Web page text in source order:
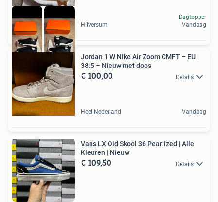
Hilversum
Dagtopper
Vandaag
Jordan 1 W Nike Air Zoom CMFT – EU
38.5 – Nieuw met doos
€ 100,00 Details
Heel Nederland Vandaag
Vans LX Old Skool 36 Pearlized | Alle
Kleuren | Nieuw
€ 109,50 Details